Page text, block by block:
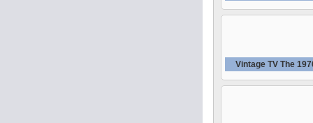
Vintage TV The